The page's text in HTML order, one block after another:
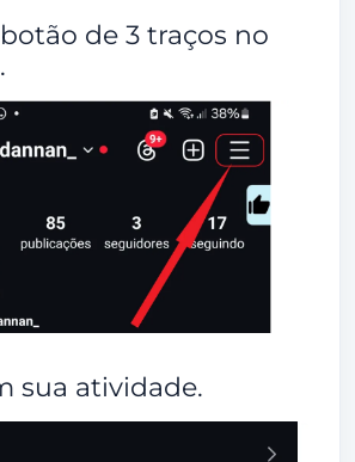
de 3 traços no
sua atividade.